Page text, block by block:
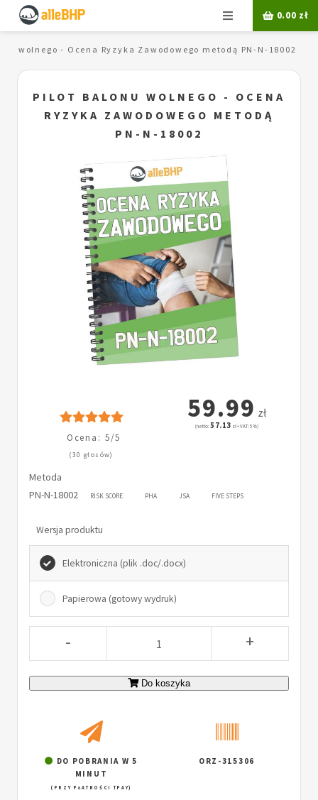
Menu 0.00 zł
wolnego - Ocena Ryzyka Zawodowego metodą PN-N-18002
PILOT BALONU WOLNEGO - OCENA
RYZYKA ZAWODOWEGO METODĄ
PN-N-18002
Ocena: 5/5
(30 głosów)
59.99 zł
(netto:57.13 zł + VAT: 5%)
Metoda
PN-N-18002
RISK SCORE PHA JSA FIVE STEPS
Wersja produktu
Elektroniczna (plik .doc/.docx)
Papierowa (gotowy wydruk)
- +
Do koszyka
DO POBRANIA W 5
MINUT
(PRZY PŁATNOŚCI TPAY)
ORZ-315306